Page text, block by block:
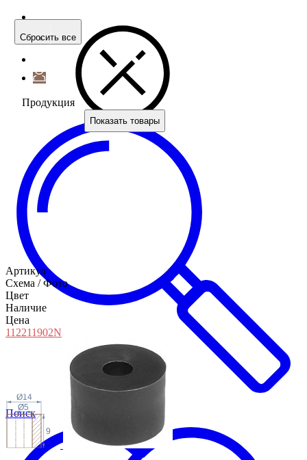
Продукция
Поиск
Сбросить все
Показать товары
Артикул
Схема / Фото
Цвет
Наличие
Цена
112211902N
9
Ø14
Ø5